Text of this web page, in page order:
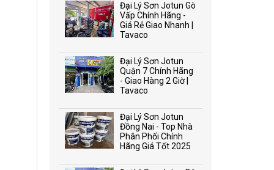
Đại Lý Sơn Jotun Gò
Vấp Chính Hãng -
Giá Rẻ Giao Nhanh |
Tavaco
Đại Lý Sơn Jotun
Quận 7 Chính Hãng
- Giao Hàng 2 Giờ |
Tavaco
Đại Lý Sơn Jotun
Đồng Nai - Top Nhà
Phân Phối Chính
Hãng Giá Tốt 2025